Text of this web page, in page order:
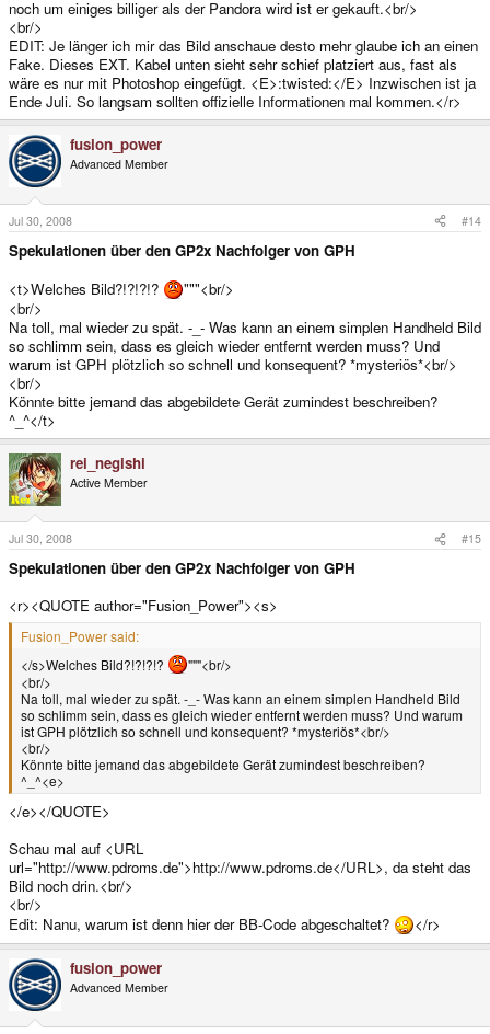
noch um einiges billiger als der Pandora wird ist er gekauft.<br/>
<br/>
EDIT: Je länger ich mir das Bild anschaue desto mehr glaube ich an einen
Fake. Dieses EXT. Kabel unten sieht sehr schief platziert aus, fast als
wäre es nur mit Photoshop eingefügt. <E>:twisted:</E> Inzwischen ist ja
Ende Juli. So langsam sollten offizielle Informationen mal kommen.</r>
fusion_power
Advanced Member
Jul 30, 2008 #14
Spekulationen über den GP2x Nachfolger von GPH
<t>Welches Bild?!?!?!?
"""<br/>
<br/>
Na toll, mal wieder zu spät. -_- Was kann an einem simplen Handheld Bild
so schlimm sein, dass es gleich wieder entfernt werden muss? Und
warum ist GPH plötzlich so schnell und konsequent? *mysteriös*<br/>
<br/>
Könnte bitte jemand das abgebildete Gerät zumindest beschreiben?
^_^</t>
rei_negishi
Active Member
Jul 30, 2008 #15
Spekulationen über den GP2x Nachfolger von GPH
<r><QUOTE author="Fusion_Power"><s>
Fusion_Power said:
</s>Welches Bild?!?!?!?
"""<br/>
<br/>
Na toll, mal wieder zu spät. -_- Was kann an einem simplen Handheld Bild
so schlimm sein, dass es gleich wieder entfernt werden muss? Und warum
ist GPH plötzlich so schnell und konsequent? *mysteriös*<br/>
<br/>
Könnte bitte jemand das abgebildete Gerät zumindest beschreiben?
^_^<e>
</e></QUOTE>
Schau mal auf <URL
url="http://www.pdroms.de">http://www.pdroms.de</URL>, da steht das
Bild noch drin.<br/>
<br/>
Edit: Nanu, warum ist denn hier der BB-Code abgeschaltet?
</r>
fusion_power
Advanced Member